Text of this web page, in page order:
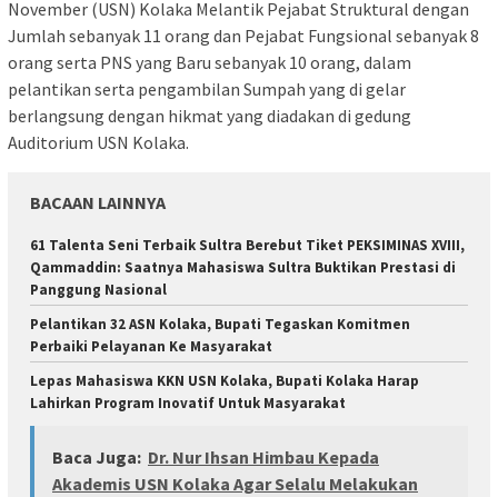
November (USN) Kolaka Melantik Pejabat Struktural dengan
Jumlah sebanyak 11 orang dan Pejabat Fungsional sebanyak 8
orang serta PNS yang Baru sebanyak 10 orang, dalam
pelantikan serta pengambilan Sumpah yang di gelar
berlangsung dengan hikmat yang diadakan di gedung
Auditorium USN Kolaka.
BACAAN LAINNYA
61 Talenta Seni Terbaik Sultra Berebut Tiket PEKSIMINAS XVIII,
Qammaddin: Saatnya Mahasiswa Sultra Buktikan Prestasi di
Panggung Nasional
Pelantikan 32 ASN Kolaka, Bupati Tegaskan Komitmen
Perbaiki Pelayanan Ke Masyarakat
Lepas Mahasiswa KKN USN Kolaka, Bupati Kolaka Harap
Lahirkan Program Inovatif Untuk Masyarakat
Baca Juga: Dr. Nur Ihsan Himbau Kepada
Akademis USN Kolaka Agar Selalu Melakukan